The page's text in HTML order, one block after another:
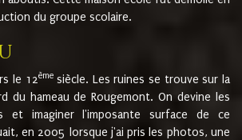
du groupe scolaire.
le 12èmesiècle. Les ruines se trouve sur la
du hameau de Rougemont. On devine les
et imaginer l'imposante surface de ce
en 2005 lorsque j'ai pris les photos, une